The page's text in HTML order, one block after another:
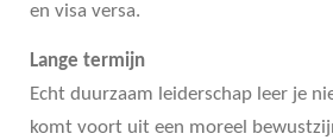
en visa versa.
Lange termijn
Echt duurzaam leiderschap leer je
komt voort uit een moreel